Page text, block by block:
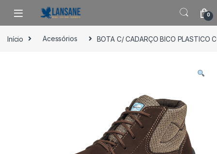
Saltar para navegação
Pular para o conteúdo
0
Início Acessórios BOTA C/ CADARÇO BICO PLASTICO